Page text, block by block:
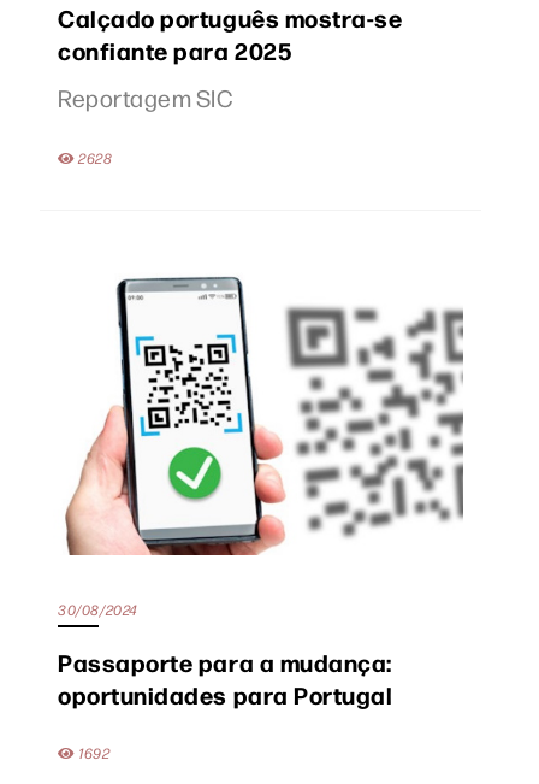
Calçado português mostra-se
confiante para 2025
Reportagem SIC
2628
30/08/2024
Passaporte para a mudança:
oportunidades para Portugal
1692